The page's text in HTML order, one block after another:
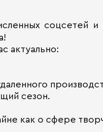
соцсетей
актуально:
сезон.
как о сфере